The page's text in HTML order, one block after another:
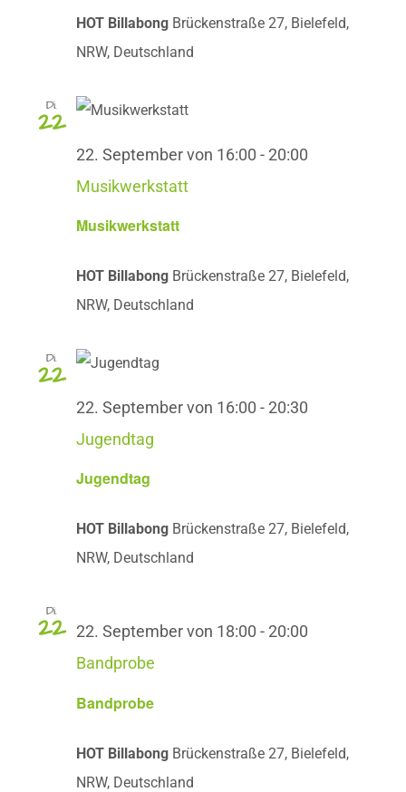
HOT Billabong Brückenstraße 27, Bielefeld,
NRW, Deutschland
Di.
22
Musikwerkstatt
22. September von 16:00 - 20:00
Musikwerkstatt
HOT Billabong Brückenstraße 27, Bielefeld,
NRW, Deutschland
Di.
22
Jugendtag
22. September von 16:00 - 20:30
Jugendtag
HOT Billabong Brückenstraße 27, Bielefeld,
NRW, Deutschland
Di.
22
Bandprobe
22. September von 18:00 - 20:00
Bandprobe
HOT Billabong Brückenstraße 27, Bielefeld,
NRW, Deutschland